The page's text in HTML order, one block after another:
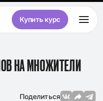
Купить курс
НА МНОЖИТЕЛИ
Поделиться